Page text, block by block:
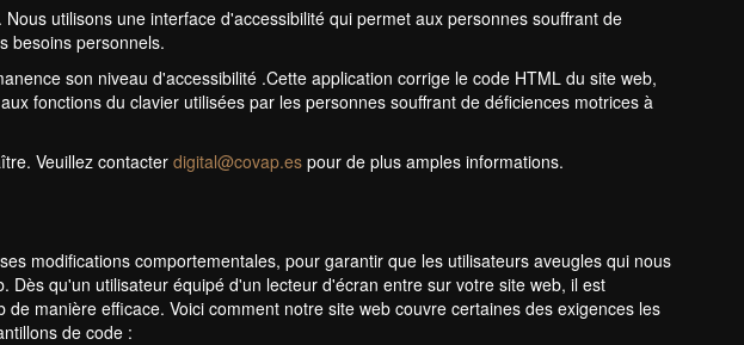
utilisons une interface d'accessibilité qui permet aux personnes souffrant de
besoins personnels.
son niveau d'accessibilité .Cette application corrige le code HTML du site web,
fonctions du clavier utilisées par les personnes souffrant de déficiences motrices à
Veuillez contacter digital@covap.es pour de plus amples informations.
modifications comportementales, pour garantir que les utilisateurs aveugles qui nous
qu'un utilisateur équipé d'un lecteur d'écran entre sur votre site web, il est
manière efficace. Voici comment notre site web couvre certaines des exigences les
de code :